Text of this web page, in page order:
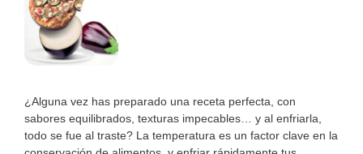
¿Alguna vez has preparado una receta perfecta, con
sabores equilibrados, texturas impecables… y al enfriarla,
todo se fue al traste? La temperatura es un factor clave en la